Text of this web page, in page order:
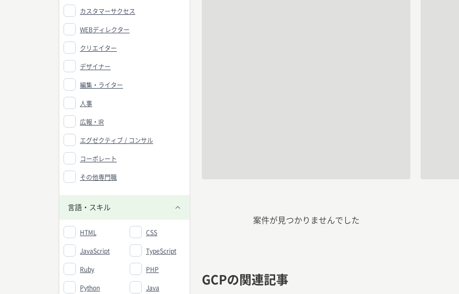
案件が見つかりませんでした
GCPの関連記事
カスタマーサクセス
WEBディレクター
クリエイター
デザイナー
編集・ライター
人事
広報・IR
エグゼクティブ / コンサル
コーポレート
その他専門職
言語・スキル
HTML CSS
JavaScript TypeScript
Ruby PHP
Python Java